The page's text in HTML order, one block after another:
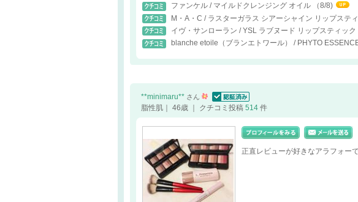
ファンケル / マイルドクレンジング オイル
（8/8)
M・A・C / ラスターガラス シアーシャイン リップステ
イヴ・サンローラン / YSL ラブヌード リップスティック
blanche etoile（ブランエトワール） / PHYTO
**minimaru** さん
認証済
脂性肌｜ 46歳 ｜ クチコミ投稿 514 件
正直レビューが好きなアラフォー